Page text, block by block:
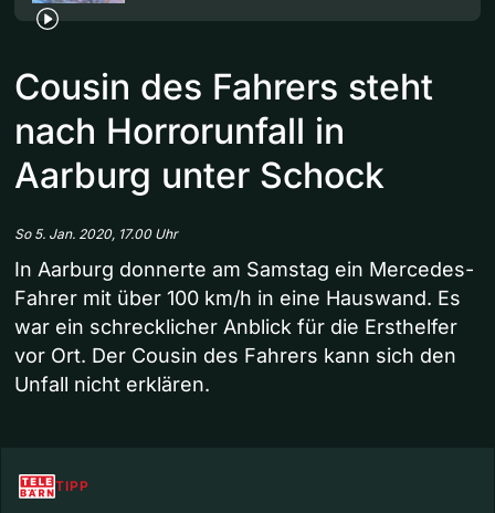
Cousin des Fahrers steht
nach Horrorunfall in
Aarburg unter Schock
So 5. Jan. 2020, 17.00 Uhr
In Aarburg donnerte am Samstag ein Mercedes-
Fahrer mit über 100 km/h in eine Hauswand. Es
war ein schrecklicher Anblick für die Ersthelfer
vor Ort. Der Cousin des Fahrers kann sich den
Unfall nicht erklären.
TIPP